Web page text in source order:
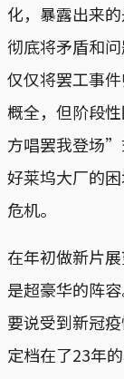
化，暴露出来
彻底将矛盾和
仅仅将罢工事
概全，但阶段
方唱罢我登场”
好莱坞大厂的
危机。
在年初做新片
是超豪华的阵
要说受到新冠
定档在了23年